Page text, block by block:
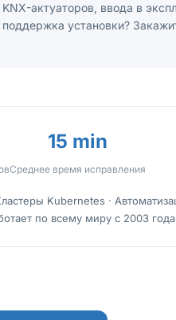
актуаторов, ввода в
установки?
15 min
Среднее время исправления
Kubernetes ·
по всему миру с 2003